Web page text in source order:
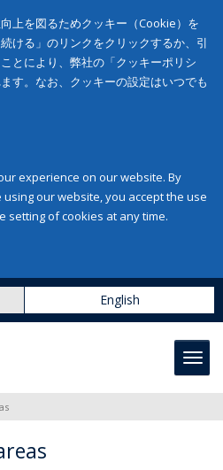
上を図るためクッキー（Cookie）を
ける」のリンクをクリックするか、引
とにより、弊社の「クッキーポリシ
す。なお、クッキーの設定はいつでも
experience on our website. By
our website, you accept the use
setting of cookies at any time.
English